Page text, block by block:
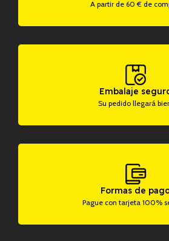
A partir de 60 € de
Embalaje
Su pedido llegará
Formas de
Pague con tarjeta 100%